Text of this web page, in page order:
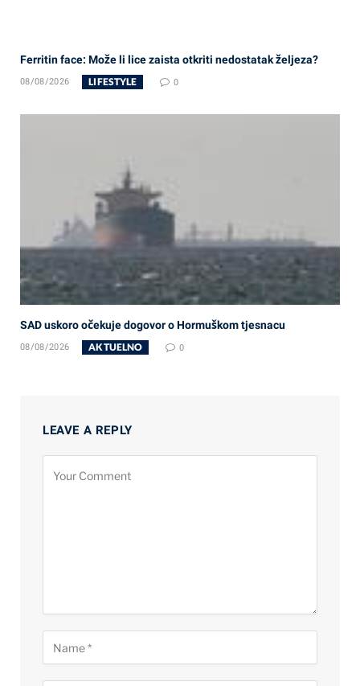
Ferritin face: Može li lice zaista otkriti nedostatak željeza?
08/08/2026 LIFESTYLE 0
SAD uskoro očekuje dogovor o Hormuškom tjesnacu
08/08/2026 AKTUELNO 0
LEAVE A REPLY